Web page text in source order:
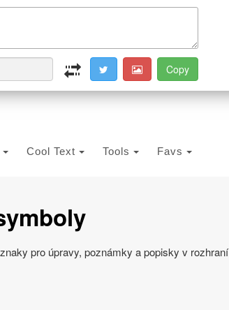
Cool Text Tools Favs
pro úpravy, poznámky a popisky v rozhraní